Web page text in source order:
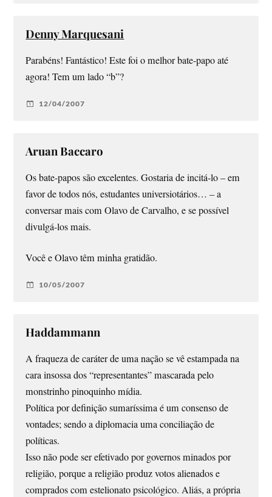
Denny Marquesani
Parabéns! Fantástico! Este foi o melhor bate-papo até
agora! Tem um lado “b”?
12/04/2007
Aruan Baccaro
Os bate-papos são excelentes. Gostaria de incitá-lo – em
favor de todos nós, estudantes universiotários… – a
conversar mais com Olavo de Carvalho, e se possível
divulgá-los mais.
Você e Olavo têm minha gratidão.
10/05/2007
Haddammann
A fraqueza de caráter de uma nação se vê estampada na
cara insossa dos “representantes” mascarada pelo
monstrinho pinoquinho mídia.
Política por definição sumaríssima é um consenso de
vontades; sendo a diplomacia uma conciliação de
políticas.
Isso não pode ser efetivado por governos minados por
religião, porque a religião produz votos alienados e
comprados com estelionato psicológico. Aliás, a própria